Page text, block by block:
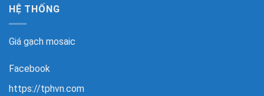
HỆ THỐNG
Giá gạch mosaic
Facebook
https://tphvn.com